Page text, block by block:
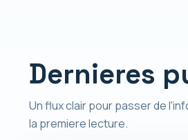
Dernieres
Un flux clair pour passer de
la premiere lecture.